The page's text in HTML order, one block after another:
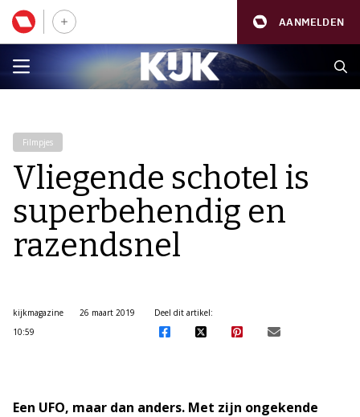
AANMELDEN
Filmpjes
Vliegende schotel is
superbehendig en
razendsnel
kijkmagazine
26 maart 2019
10:59
Deel dit artikel:
Een UFO, maar dan anders. Met zijn ongekende